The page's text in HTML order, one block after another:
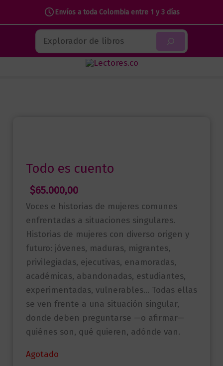
Envíos a toda Colombia entre 1 y 3 días
contenido
Buscar
Todo es cuento
$65.000,00
Voces e historias de mujeres comunes
enfrentadas a situaciones singulares.
Historias de mujeres con diverso origen y
futuro: jóvenes, maduras, migrantes,
privilegiadas, ejecutivas, enamoradas,
académicas, abandonadas, estudiantes,
experimentadas, vulnerables… Todas ellas
se ven frente a una situación singular,
donde deben preguntarse —o afirmar—
quiénes son, qué quieren, adónde van.
Agotado